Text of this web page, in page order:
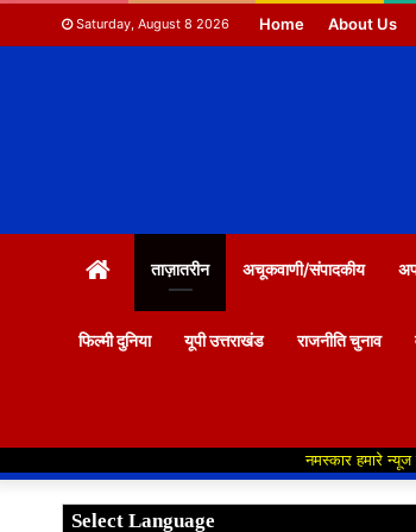
Saturday, August 8 2026 Home About Us
HOMEताज़ातरीन अचूकवाणी/संपादकीय
फिल्मी दुनिया यूपी उत्तराखंड राजनीति चुनाव
नमस्कार हमारे न्यूज पोर्टल में